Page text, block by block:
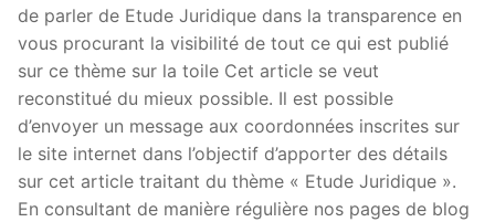
de parler de Etude Juridique dans la transparence en
vous procurant la visibilité de tout ce qui est publié
sur ce thème sur la toile Cet article se veut
reconstitué du mieux possible. Il est possible
d’envoyer un message aux coordonnées inscrites sur
le site internet dans l’objectif d’apporter des détails
sur cet article traitant du thème « Etude Juridique ».
En consultant de manière régulière nos pages de blog